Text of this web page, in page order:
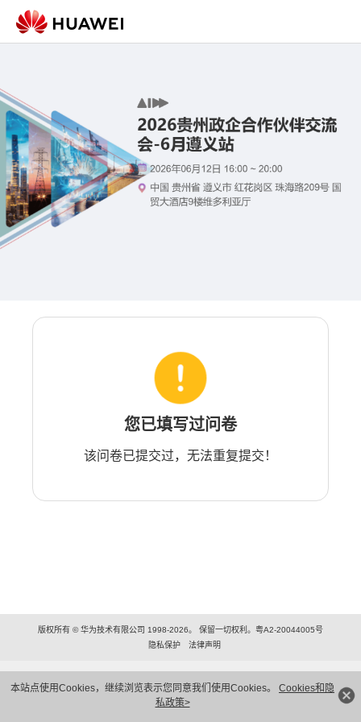
本站点使用Cookies，继续浏览表示您同意我们使用Cookies。 Cookies和隐
私政策>
您已填写过问卷
该问卷已提交过，无法重复提交！
版权所有 © 华为技术有限公司 1998-2026。 保留一切权利。粤A2-20044005号
隐私保护
法律声明